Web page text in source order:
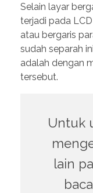
Selain layar
terjadi pada
atau bergaris
sudah separah
adalah dengan
tersebut.
Untuk
lain